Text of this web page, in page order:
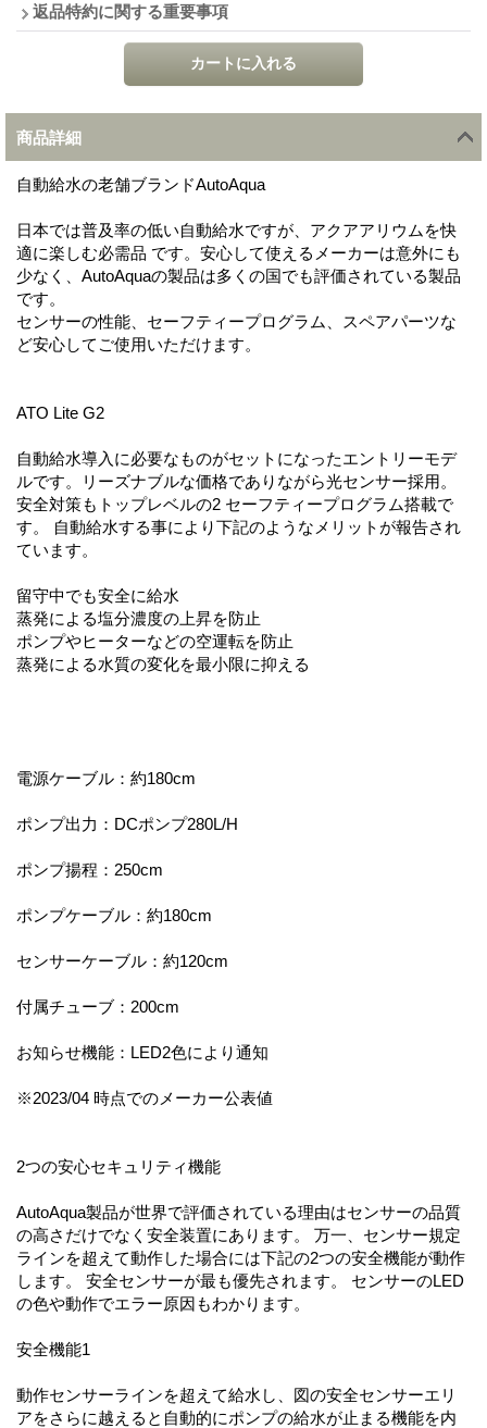
返品特約に関する重要事項
商品詳細
自動給水の老舗ブランドAutoAqua
日本では普及率の低い自動給水ですが、アクアアリウムを快
適に楽しむ必需品 です。安心して使えるメーカーは意外にも
少なく、AutoAquaの製品は多くの国でも評価されている製品
です。
センサーの性能、セーフティープログラム、スペアパーツな
ど安心してご使用いただけます。
ATO Lite G2
自動給水導入に必要なものがセットになったエントリーモデ
ルです。リーズナブルな価格でありながら光センサー採用。
安全対策もトップレベルの2 セーフティープログラム搭載で
す。 自動給水する事により下記のようなメリットが報告され
ています。
留守中でも安全に給水
蒸発による塩分濃度の上昇を防止
ポンプやヒーターなどの空運転を防止
蒸発による水質の変化を最小限に抑える
電源ケーブル：約180cm
ポンプ出力：DCポンプ280L/H
ポンプ揚程：250cm
ポンプケーブル：約180cm
センサーケーブル：約120cm
付属チューブ：200cm
お知らせ機能：LED2色により通知
※2023/04 時点でのメーカー公表値
2つの安心セキュリティ機能
AutoAqua製品が世界で評価されている理由はセンサーの品質
の高さだけでなく安全装置にあります。 万一、センサー規定
ラインを超えて動作した場合には下記の2つの安全機能が動作
します。 安全センサーが最も優先されます。 センサーのLED
の色や動作でエラー原因もわかります。
安全機能1
動作センサーラインを超えて給水し、図の安全センサーエリ
アをさらに越えると自動的にポンプの給水が止まる機能を内